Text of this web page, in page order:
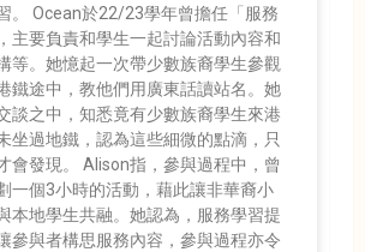
。 Ocean於22/23學年曾擔任「服務
主要負責和學生一起討論活動內容和
等。她憶起一次帶少數族裔學生參觀
鐵途中，教他們用廣東話讀站名。她
談之中，知悉竟有少數族裔學生來港
坐過地鐵，認為這些細微的點滴，只
會發現。 Alison指，參與過程中，曾
一個3小時的活動，藉此讓非華裔小
本地學生共融。她認為，服務學習提
參與者構思服務內容，參與過程亦令